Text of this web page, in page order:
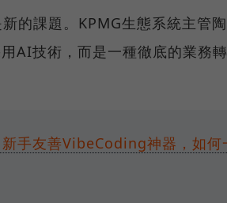
的課題。KPMG生態系統主管
AI技術，而是一種徹底的業務
手友善VibeCoding神器，如何